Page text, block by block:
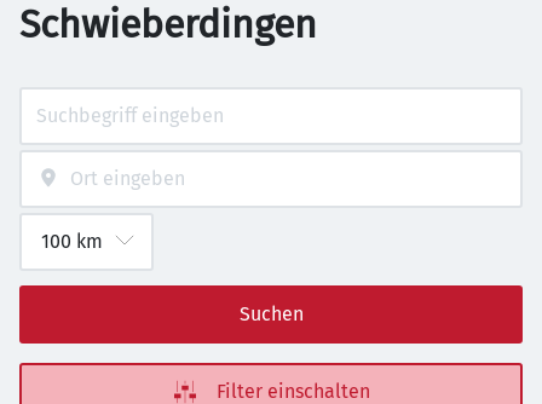
Schwieberdingen
Suchen
Filter einschalten